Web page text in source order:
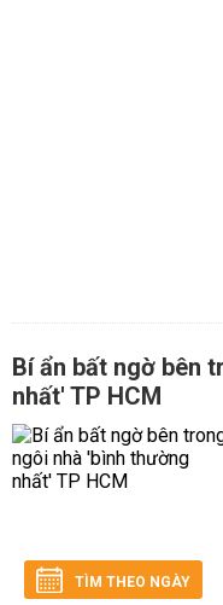
Bí ẩn bất ngờ bên
nhất' TP HCM
TÌM THEO NGÀY